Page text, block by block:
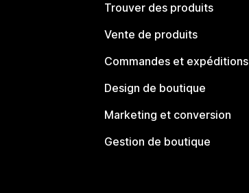
Trouver des produits
Vente de produits
Commandes et expéditions
Design de boutique
Marketing et conversion
Gestion de boutique